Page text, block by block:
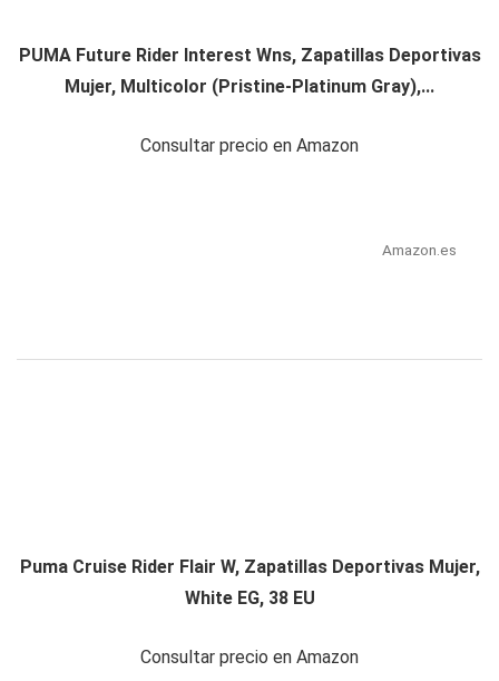
PUMA Future Rider Interest Wns, Zapatillas Deportivas
Mujer, Multicolor (Pristine-Platinum Gray),...
Consultar precio en Amazon
Amazon.es
Puma Cruise Rider Flair W, Zapatillas Deportivas Mujer,
White EG, 38 EU
Consultar precio en Amazon